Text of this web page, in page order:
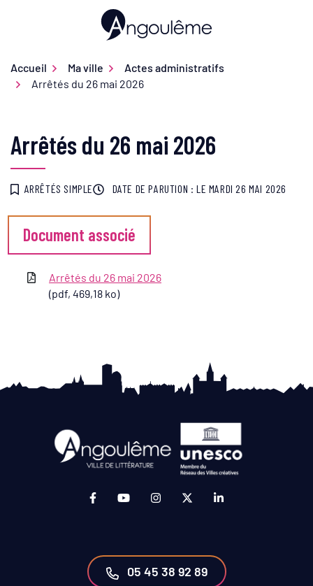
Ville d'Angoulême
Accueil Ma ville
Actes administratifs
Arrêtés du 26 mai 2026
Arrêtés du 26 mai 2026
ARRÊTÉS SIMPLE DATE DE PARUTION : LE MARDI 26 MAI 2026
Document associé
Arrêtés du 26 mai 2026
(pdf, 469,18 ko)
Lien vers le compte Facebook (ouverture
Lien vers la chaîne Youtube
Lien vers le compte
Lien vers le compte
Lien vers le
05 45 38 92 89